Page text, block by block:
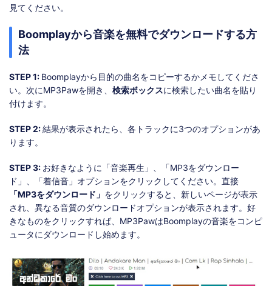
見てください。
Boomplayから音楽を無料でダウンロードする方
法
STEP 1: Boomplayから目的の曲名をコピーするかメモしてくださ
い。次にMP3Pawを開き、 検索ボックスに検索したい曲名を貼り
付けます。
STEP 2:結果が表示されたら、各トラックに3つのオプションがあ
ります。
STEP 3: お好きなように「音楽再生」、「MP3をダウンロー
ド」、「着信音」オプションをクリックしてください。直接
「MP3をダウンロード」 をクリックすると、新しいページが表示
され、異なる音質のダウンロードオプションが表示されます。好
きなものをクリックすれば、MP3PawはBoomplayの音楽をコンピ
ュータにダウンロードし始めます。